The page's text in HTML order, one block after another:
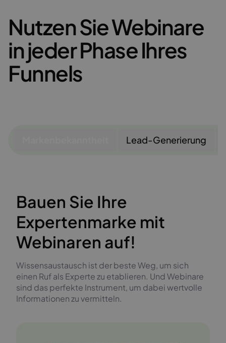
Nutzen Sie Webinare
in jeder Phase Ihres
Funnels
Lead-Generierung
Bauen Sie Ihre
Expertenmarke mit
Webinaren auf!
Wissensaustausch ist der beste Weg, um sich
einen Ruf als Experte zu etablieren. Und Webinare
sind das perfekte Instrument, um dabei wertvolle
Informationen zu vermitteln.